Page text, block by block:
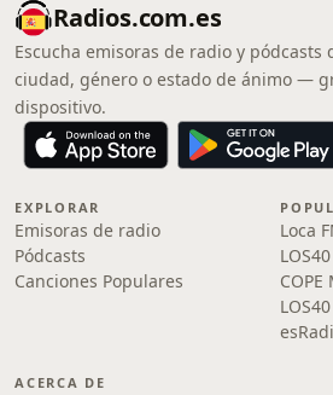
Radios.com.es
Escucha emisoras de radio y pódcasts
ciudad, género o estado de ánimo —
dispositivo.
EXPLORAR
Emisoras de radio
Pódcasts
Canciones Populares
Loca
LOS40
ACERCA DE